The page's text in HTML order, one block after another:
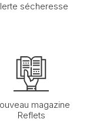
sécheresse
magazine
Reflets